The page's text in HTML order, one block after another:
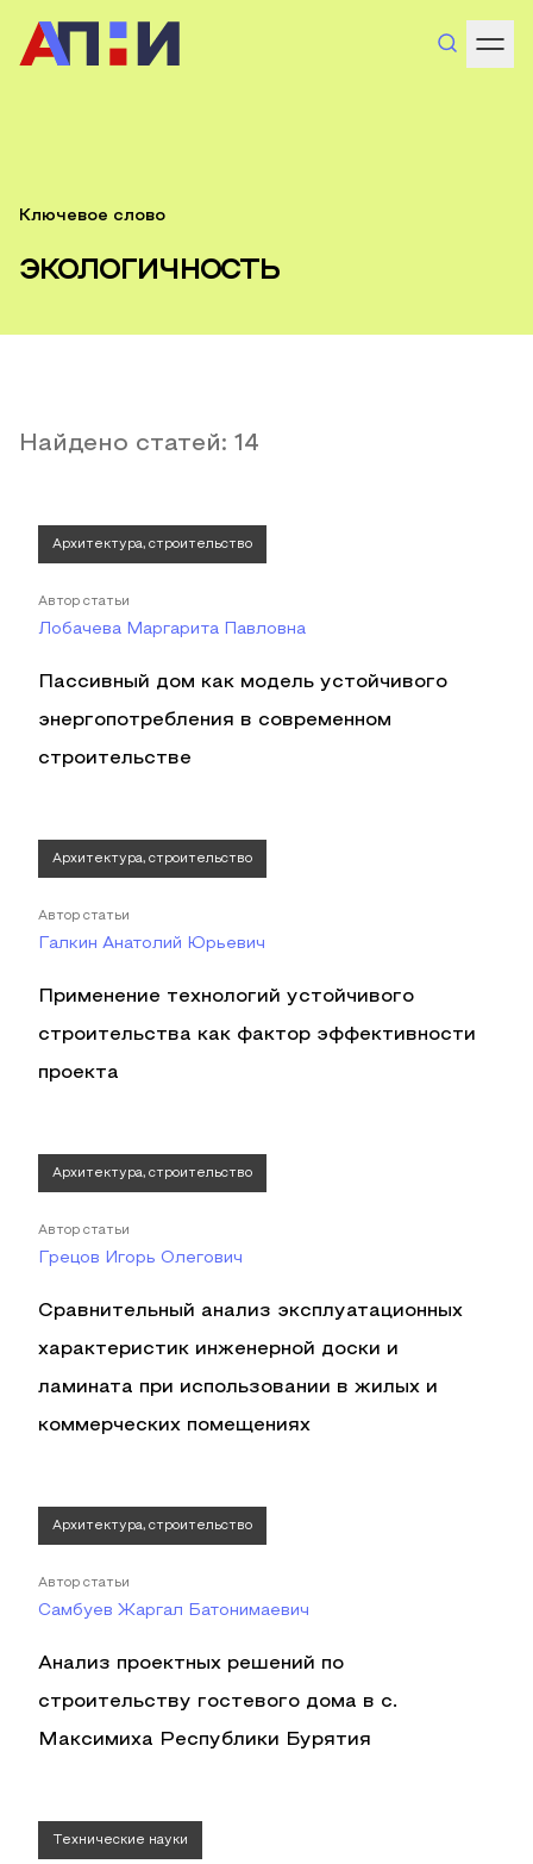
Ключевое слово
экологичность
Найдено статей: 14
Архитектура, строительство
Автор статьи
Лобачева Маргарита Павловна
Пассивный дом как модель устойчивого
энергопотребления в современном
строительстве
Архитектура, строительство
Автор статьи
Галкин Анатолий Юрьевич
Применение технологий устойчивого
строительства как фактор эффективности
проекта
Архитектура, строительство
Автор статьи
Грецов Игорь Олегович
Сравнительный анализ эксплуатационных
характеристик инженерной доски и
ламината при использовании в жилых и
коммерческих помещениях
Архитектура, строительство
Автор статьи
Самбуев Жаргал Батонимаевич
Анализ проектных решений по
строительству гостевого дома в с.
Максимиха Республики Бурятия
Технические науки